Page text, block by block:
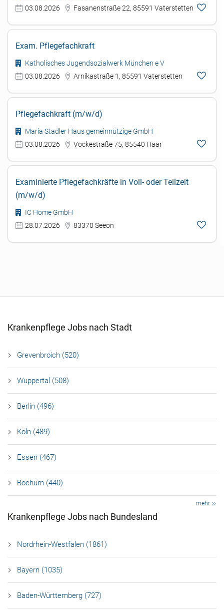
03.08.2026
Fasanenstraße 22, 85591 Vaterstetten
Exam. Pflegefachkraft
Katholisches Jugendsozialwerk München e V
03.08.2026
Arnikastraße 1, 85591 Vaterstetten
Pflegefachkraft (m/w/d)
Maria Stadler Haus gemeinnützige GmbH
03.08.2026
Vockestraße 75, 85540 Haar
Examinierte Pflegefachkräfte in Voll- oder Teilzeit
(m/w/d)
IC Home GmbH
28.07.2026
83370 Seeon
Krankenpflege Jobs nach Stadt
Grevenbroich (520)
Wuppertal (508)
Berlin (496)
Köln (489)
Essen (467)
Bochum (440)
mehr
Krankenpflege Jobs nach Bundesland
Nordrhein-Westfalen (1861)
Bayern (1035)
Baden-Württemberg (727)